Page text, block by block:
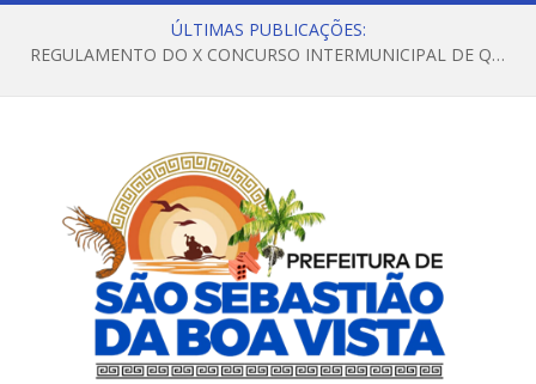
ÚLTIMAS PUBLICAÇÕES:
REGULAMENTO DO X CONCURSO INTERMUNICIPAL DE QUADRILHAS JUNINAS – 2026 – ARRAIÁ DA VENEZA